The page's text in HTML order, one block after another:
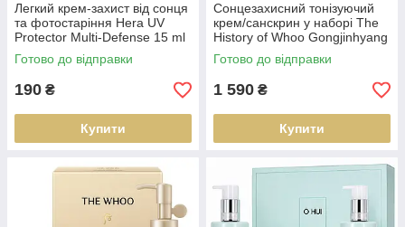
Легкий крем-захист від сонця
та фотостаріння Hera UV
Protector Multi-Defense 15 ml
Готово до відправки
190 ₴
Купити
Сонцезахисний тонізуючий
крем/санскрин у наборі The
History of Whoo Gongjinhyang
Seol
Готово до відправки
1 590 ₴
Купити